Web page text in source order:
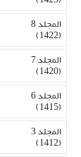
المجلد 8
(1422)
المجلد 7
(1420)
المجلد 6
(1415)
المجلد 3
(1412)